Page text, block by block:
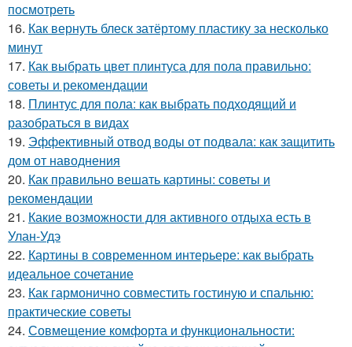
посмотреть
16. Как вернуть блеск затёртому пластику за несколько
минут
17. Как выбрать цвет плинтуса для пола правильно:
советы и рекомендации
18. Плинтус для пола: как выбрать подходящий и
разобраться в видах
19. Эффективный отвод воды от подвала: как защитить
дом от наводнения
20. Как правильно вешать картины: советы и
рекомендации
21. Какие возможности для активного отдыха есть в
Улан-Удэ
22. Картины в современном интерьере: как выбрать
идеальное сочетание
23. Как гармонично совместить гостиную и спальню:
практические советы
24. Совмещение комфорта и функциональности: